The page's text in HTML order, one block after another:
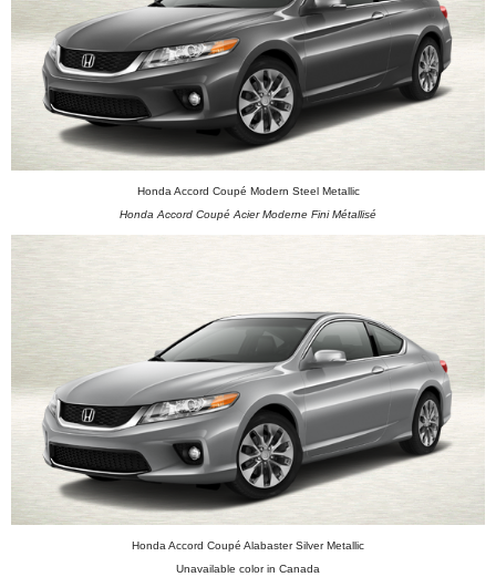
Honda Accord Coupé Modern Steel Metallic
Honda Accord Coupé Acier Moderne Fini Métallisé
Honda Accord Coupé Alabaster Silver Metallic
Unavailable color in Canada